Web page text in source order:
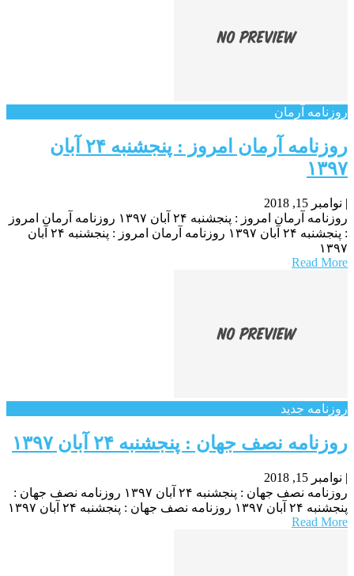
روزنامه آرمان
روزنامه آرمان امروز : پنجشنبه ۲۴ آبان
۱۳۹۷
| نوامبر 15, 2018
روزنامه آرمان امروز : پنجشنبه ۲۴ آبان ۱۳۹۷ روزنامه آرمان امروز
: پنجشنبه ۲۴ آبان ۱۳۹۷ روزنامه آرمان امروز : پنجشنبه ۲۴ آبان
۱۳۹۷
Read More
روزنامه جدید
روزنامه نصف جهان : پنجشنبه ۲۴ آبان ۱۳۹۷
| نوامبر 15, 2018
روزنامه نصف جهان : پنجشنبه ۲۴ آبان ۱۳۹۷ روزنامه نصف جهان :
پنجشنبه ۲۴ آبان ۱۳۹۷ روزنامه نصف جهان : پنجشنبه ۲۴ آبان ۱۳۹۷
Read More